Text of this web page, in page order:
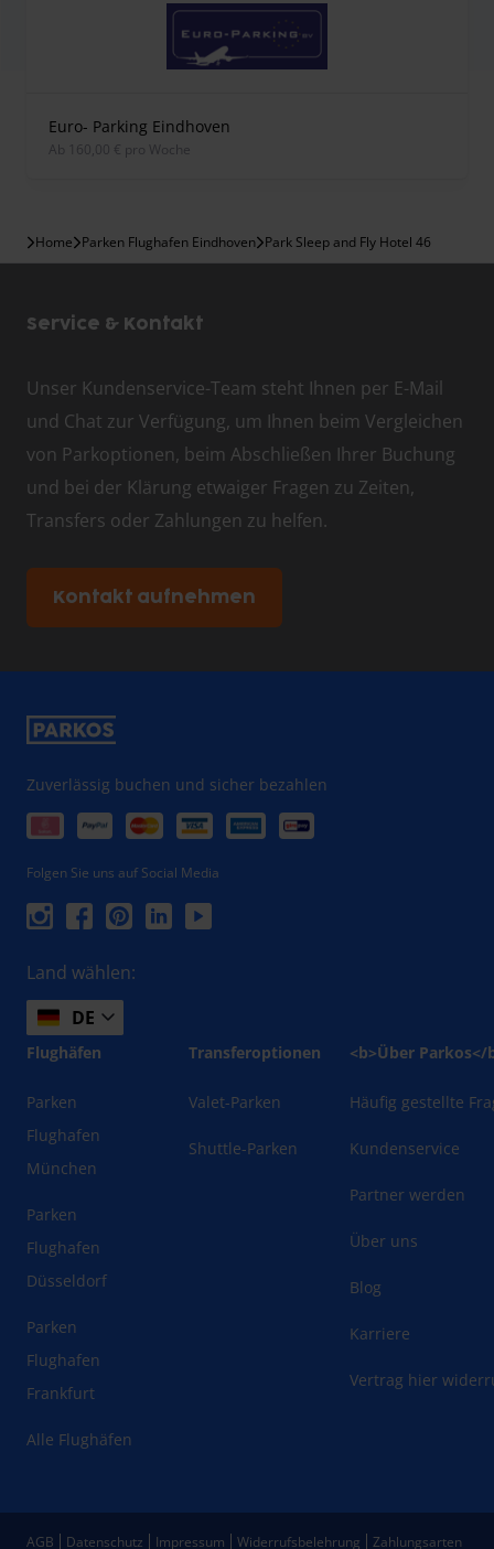
Euro- Parking Eindhoven
ab 160,00 € pro Woche
Home Parken Flughafen Eindhoven Park Sleep and Fly Hotel 46
Service & Kontakt
Unser Kundenservice-Team steht Ihnen per E-Mail
und Chat zur Verfügung, um Ihnen beim Vergleichen
von Parkoptionen, beim Abschließen Ihrer Buchung
und bei der Klärung etwaiger Fragen zu Zeiten,
Transfers oder Zahlungen zu helfen.
Kontakt aufnehmen
Zuverlässig buchen und sicher bezahlen
Folgen Sie uns auf Social Media
Land wählen:
DE
Flughäfen
Parken
Flughafen
München
Parken
Flughafen
Düsseldorf
Parken
Flughafen
Frankfurt
Alle Flughäfen
Transferoptionen
Valet-Parken
Shuttle-Parken
<b>Über Parkos</
Häufig gestellte
Kundenservice
Partner werden
Über uns
Blog
Karriere
Vertrag hier
AGB Datenschutz Impressum Widerrufsbelehrung Zahlungsarten